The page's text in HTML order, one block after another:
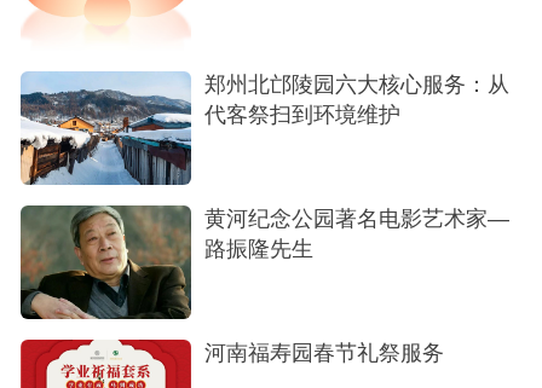
郑州北邙陵园六大核心服务：从
代客祭扫到环境维护
黄河纪念公园著名电影艺术家—
路振隆先生
河南福寿园春节礼祭服务